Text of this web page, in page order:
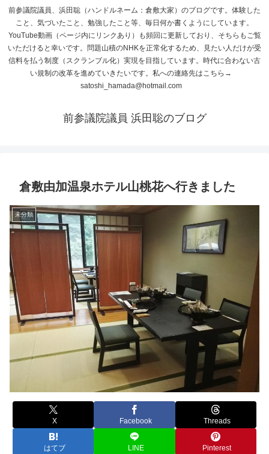
前参議院議員、浜田聡（ハンドルネーム：倉敷大家）のブログです。体験した
こと、気づいたこと、勉強したこと等、毎日何か書くようにしています。
YouTube動画（ページ内にリンクあり）も頻回に更新しており、そちらもご覧
いただけると幸いです。問題山積のNHKを正常化するため、見たい人だけが受
信料を払う制度（スクランブル化）実現を目指しています。時代に合わない古
い規制の改革を進めていきたいです。私への連絡先はこちら→
satoshi_hamada@hotmail.com
前参議院議員 浜田聡のブログ
倉敷由加温泉ホテル山桃花へ行きました
未分類
X Facebook Threads
はてブ LINE Pinterest